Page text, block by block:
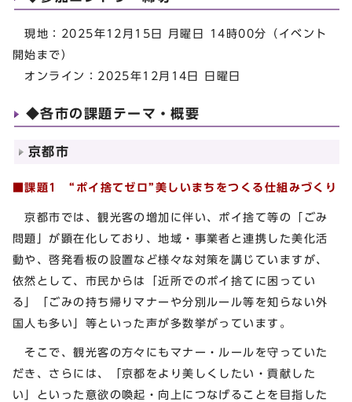
現地：2025年12月15日 月曜日 14時00分（イベント
開始まで）
オンライン：2025年12月14日 日曜日
◆各市の課題テーマ・概要
京都市
■課題1 “ ポイ捨てゼロ”美しいまちをつくる仕組みづくり
京都市では、観光客の増加に伴い、ポイ捨て等の「ごみ
問題」が顕在化しており、地域・事業者と連携した美化活
動や、啓発看板の設置など様々な対策を講じていますが、
依然として、市民からは「近所でのポイ捨てに困ってい
る」「ごみの持ち帰りマナーや分別ルール等を知らない外
国人も多い」等といった声が多数挙がっています。
そこで、観光客の方々にもマナー・ルールを守っていた
だき、さらには、「京都をより美しくしたい・貢献した
い」といった意欲の喚起・向上につなげることを目指した